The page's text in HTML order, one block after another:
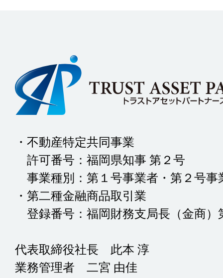
・不動産特定共同事業
許可番号：福岡県知事 第２号
事業種別：第１号事業者・第２号事
・第二種金融商品取引業
登録番号：福岡財務支局長（金商）
代表取締役社長 此本 淳
業務管理者 二宮 由佳